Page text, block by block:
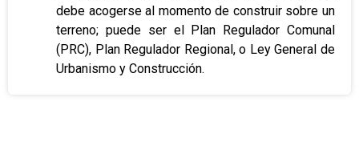
debe acogerse al momento de construir sobre un
terreno; puede ser el Plan Regulador Comunal
(PRC), Plan Regulador Regional, o Ley General de
Urbanismo y Construcción.